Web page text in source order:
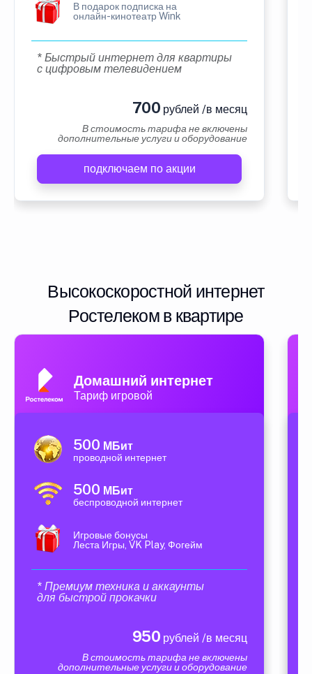
В подарок подписка на
онлайн-кинотеатр Wink
* Быстрый интернет для квартиры
с цифровым телевидением
700 рублей /в месяц
В стоимость тарифа не включены
дополнительные услуги и оборудование
подключаем по акции
Высокоскоростной интернет
Ростелеком в квартире
Домашний интернет
Тариф игровой
500 МБит
проводной интернет
500 МБит
беспроводной интернет
Игровые бонусы
Леста Игры, VK Play, Фогейм
* Премиум техника и аккаунты
для быстрой прокачки
950 рублей /в месяц
В стоимость тарифа не включены
дополнительные услуги и оборудование